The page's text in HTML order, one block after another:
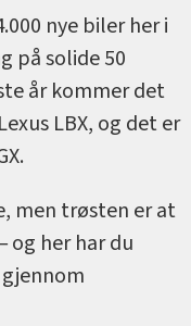
nye biler her i
på solide 50
år kommer det
LBX, og det er
men trøsten er at
og her har du